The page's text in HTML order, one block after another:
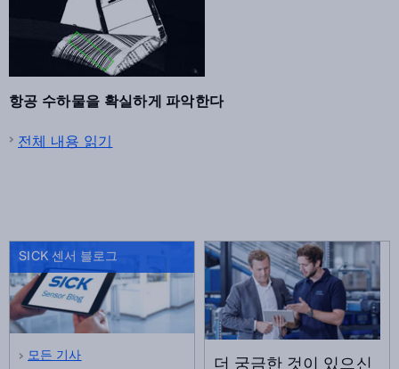
항공 수하물을 확실하게 파악한다
전체 내용 읽기
SICK 센서 블로그
모든 기사